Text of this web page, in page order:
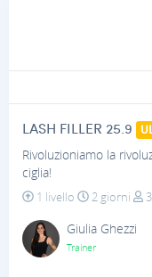
LASH FILLER 25.9
Rivoluzioniamo la
ciglia!
1 livello
2 giorni
Giulia Ghezzi
Trainer